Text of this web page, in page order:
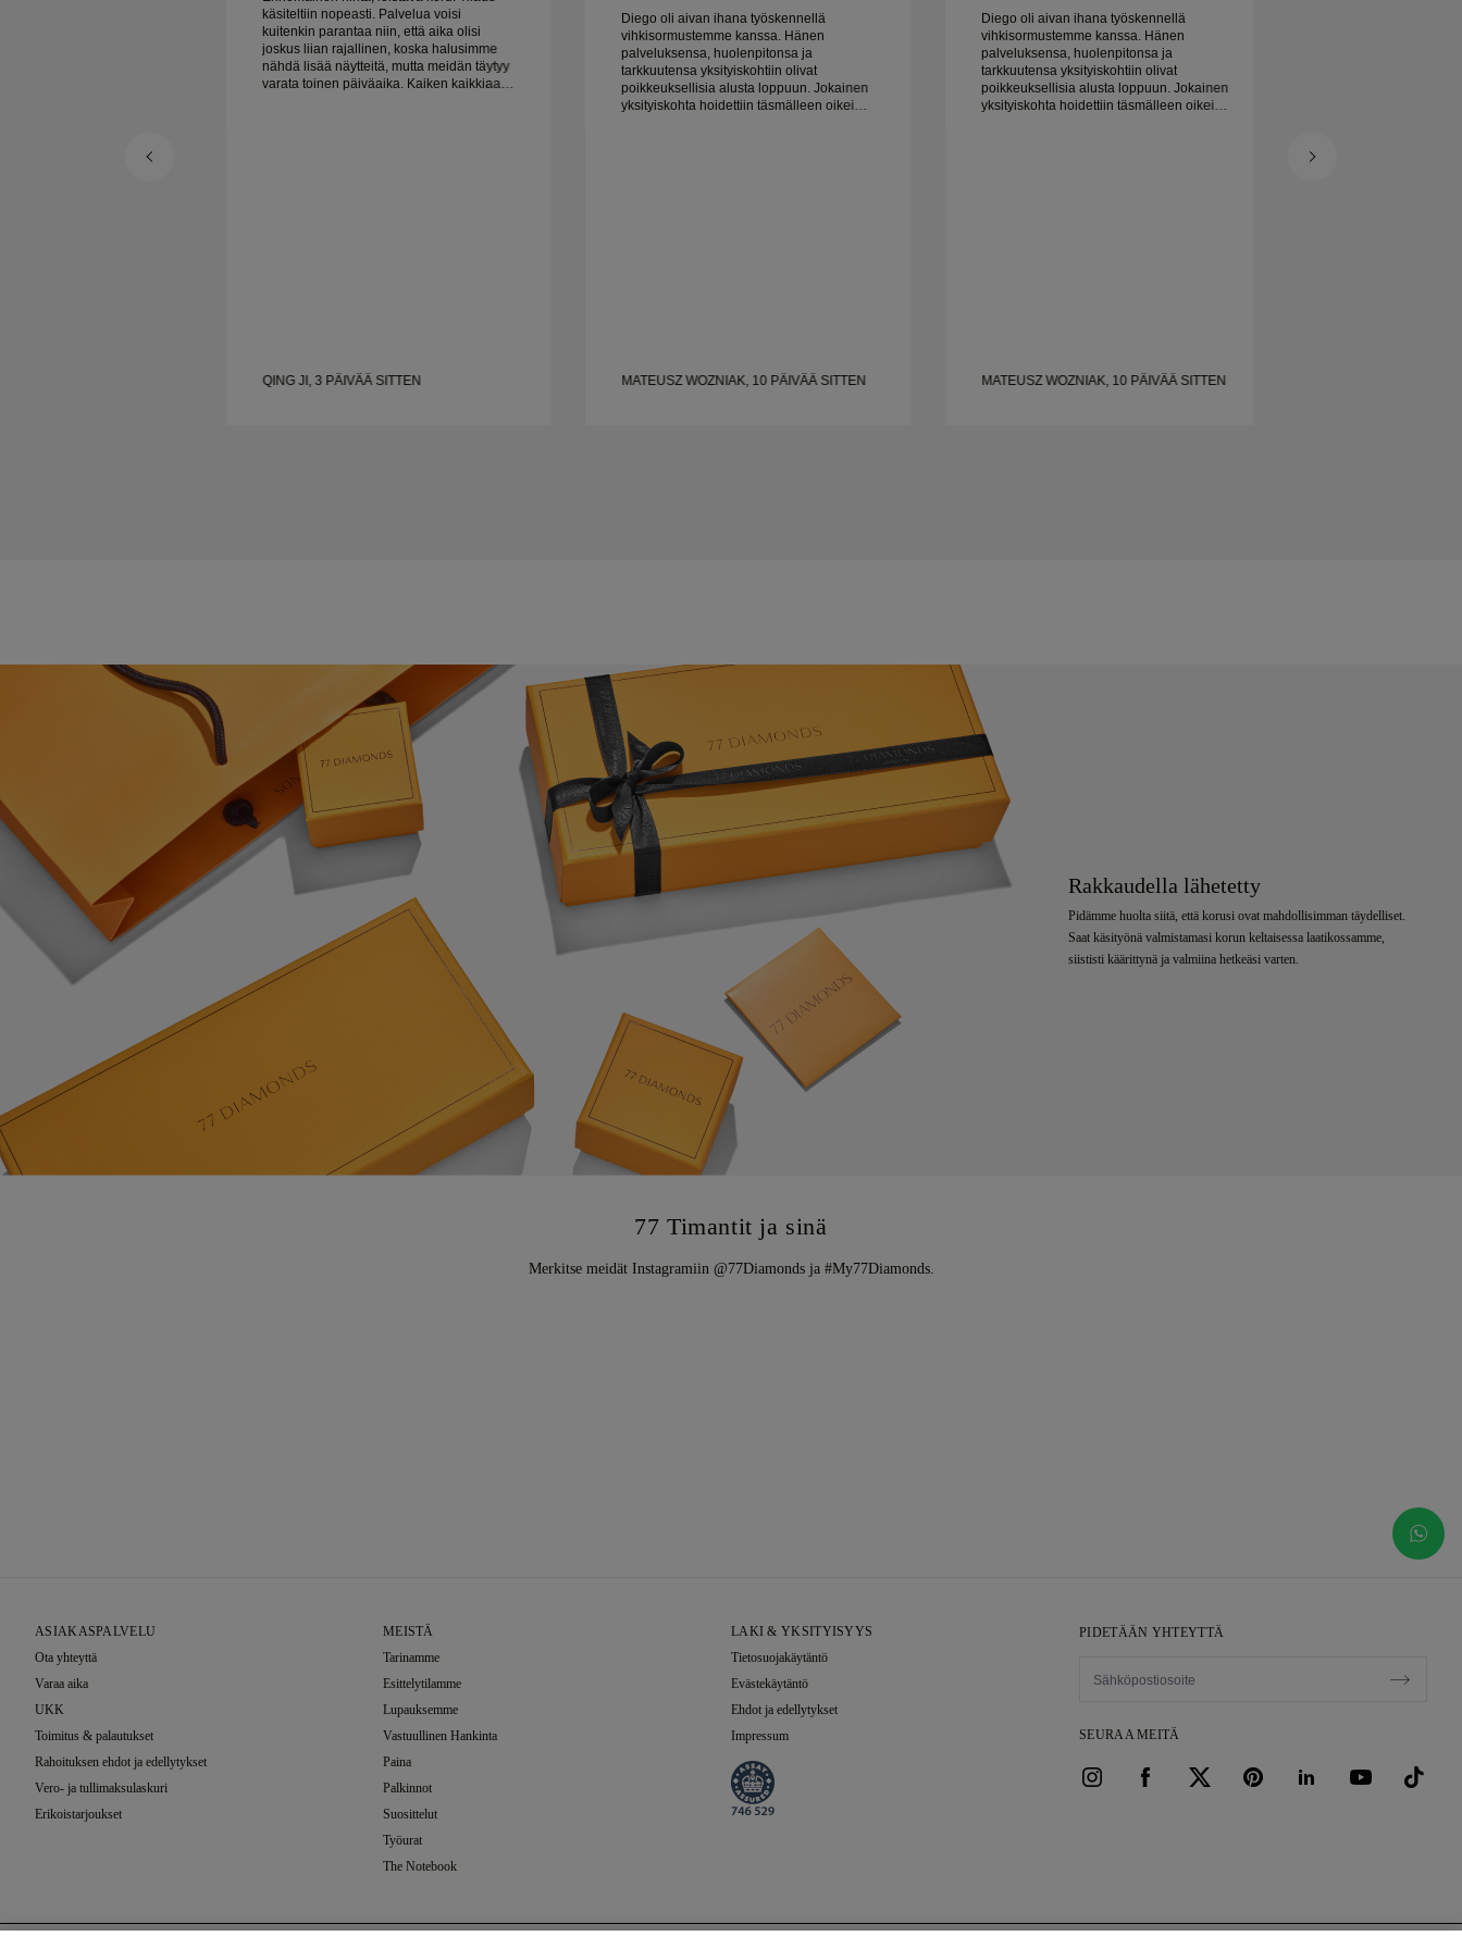
käsiteltiin nopeasti. Palvelua voisi
kuitenkin parantaa niin, että aika olisi
joskus liian rajallinen, koska halusimme
nähdä lisää näytteitä, mutta meidän täytyy
varata toinen päiväaika. Kaiken kaikkiaan
QING JI, 3 PÄIVÄÄ SITTEN
Diego oli aivan ihana työskennellä
vihkisormustemme kanssa. Hänen
palveluksensa, huolenpitonsa ja
tarkkuutensa yksityiskohtiin olivat
poikkeuksellisia alusta loppuun. Jokainen
yksityiskohta hoidettiin täsmälleen oikein,
MATEUSZ WOZNIAK, 10 PÄIVÄÄ SITTEN
Diego oli aivan ihana työskennellä
vihkisormustemme kanssa. Hänen
palveluksensa, huolenpitonsa ja
tarkkuutensa yksityiskohtiin olivat
poikkeuksellisia alusta loppuun. Jokainen
yksityiskohta hoidettiin täsmälleen oikein,
MATEUSZ WOZNIAK, 10 PÄIVÄÄ SITTEN
Rakkaudella lähetetty
Pidämme huolta siitä, että korusi ovat mahdollisimman täydelliset.
Saat käsityönä valmistamasi korun keltaisessa laatikossamme,
siististi käärittynä ja valmiina hetkeäsi varten.
77 Timantit ja sinä
Merkitse meidät Instagramiin @77Diamonds ja #My77Diamonds.
PIDETÄÄN YHTEYTTÄ
SEURAA MEITÄ
ASIAKASPALVELU
Ota yhteyttä
Varaa aika
UKK
Toimitus & palautukset
Rahoituksen ehdot ja edellytykset
Vero- ja tullimaksulaskuri
Erikoistarjoukset
MEISTÄ
Tarinamme
Esittelytilamme
Lupauksemme
Vastuullinen Hankinta
Paina
Palkinnot
Suosittelut
Työurat
The Notebook
LAKI & YKSITYISYYS
Tietosuojakäytäntö
Evästekäytäntö
Ehdot ja edellytykset
Impressum